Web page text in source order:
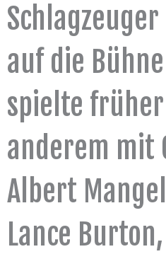
auf die
spielte
anderem mit
Albert
Lance